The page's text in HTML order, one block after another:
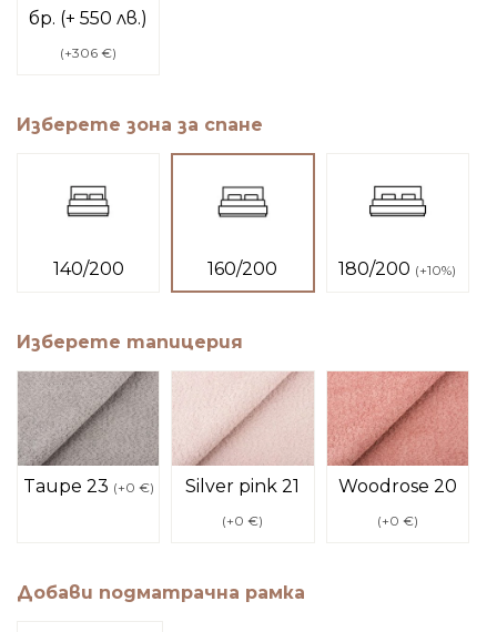
бр. (+ 550 лв.)
(+306 €)
Изберете зона за спане
140/200 160/200 180/200 (+10%)
Изберeте тапицерия
Taupe 23 (+0 €) Silver pink 21
(+0 €)
Woodrose 20
(+0 €)
Добави подматрачна рамка